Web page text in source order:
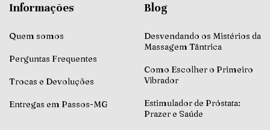
Informações
Quem somos
Perguntas Frequentes
Trocas e Devoluções
Entregas em Passos-MG
Blog
Desvendando os Mistérios da
Massagem Tântrica
Como Escolher o Primeiro
Vibrador
Estimulador de Próstata:
Prazer e Saúde